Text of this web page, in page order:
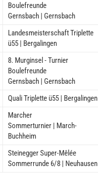
Boulefreunde
Gernsbach | Gernsbach
Landesmeisterschaft Triplette
ü55 | Bergalingen
8. Murginsel - Turnier
Boulefreunde
Gernsbach | Gernsbach
Quali Triplette ü55 | Bergalingen
Marcher
Sommerturnier | March-
Buchheim
Steinegger Super-Mêlée
Sommerrunde 6/8 | Neuhausen